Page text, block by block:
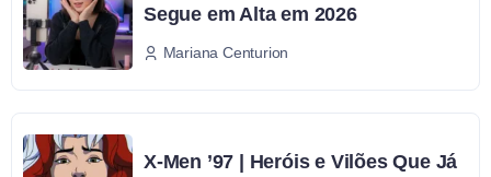
Segue em Alta em 2026
Mariana Centurion
X-Men ’97 | Heróis e Vilões Que Já